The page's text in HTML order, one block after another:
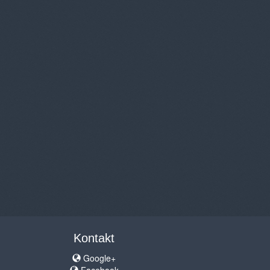
Kontakt
Google+